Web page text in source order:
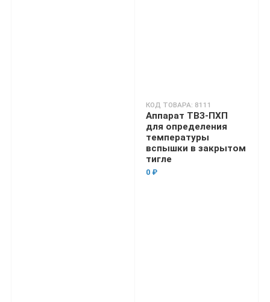
КОД ТОВАРА: 8111
Аппарат ТВЗ-ПХП
для определения
температуры
вспышки в закрытом
тигле
0 ₽